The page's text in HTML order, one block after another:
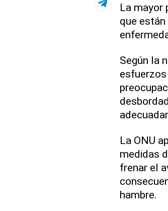
La mayor
que
Según la
La ONU
medidas
frenar el
hambre.